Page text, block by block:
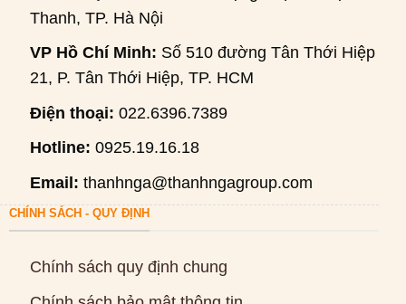
Thanh, TP. Hà Nội
VP Hồ Chí Minh: Số 510 đường Tân Thới Hiệp
21, P. Tân Thới Hiệp, TP. HCM
Điện thoại: 022.6396.7389
Hotline: 0925.19.16.18
Email: thanhnga@thanhngagroup.com
CHÍNH SÁCH - QUY ĐỊNH
Chính sách quy định chung